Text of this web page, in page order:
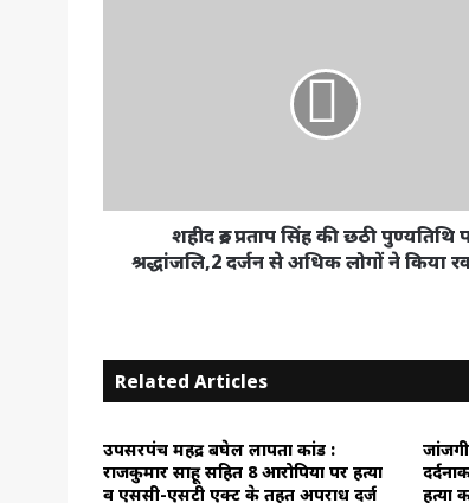
श्रद्धांजलि,2
किया
रक्तदान।
शहीद रुद्र प्रताप सिंह की छठी पुण्यतिथि
श्रद्धांजलि,2 दर्जन से अधिक लोगों ने किया
Related Articles
उपसरपंच महेंद्र बघेल लापता कांड :
राजकुमार साहू सहित 8 आरोपियों पर हत्या
व एससी-एसटी एक्ट के तहत अपराध दर्ज
हत्या